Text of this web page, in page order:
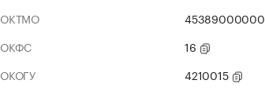
ОКТМО
45389000000
ОКФС
16
ОКОГУ
4210015